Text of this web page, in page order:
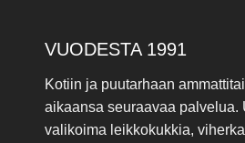
VUODESTA 1991
Kotiin ja puutarhaan
aikaansa seuraavaa palvelua.
valikoima leikkokukkia,